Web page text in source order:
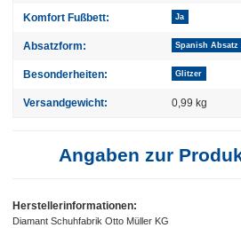
Komfort Fußbett: Ja
Absatzform: Spanish Absatz
Besonderheiten: Glitzer
Versandgewicht: 0,99 kg
Angaben zur
Herstellerinformationen:
Diamant Schuhfabrik Otto Müller KG